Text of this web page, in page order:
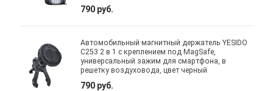
790 руб.
Автомобильный магнитный держатель YESIDO
C253 2 в 1 с креплением под MagSafe,
универсальный зажим для смартфона, в
решетку воздуховода, цвет черный
790 руб.